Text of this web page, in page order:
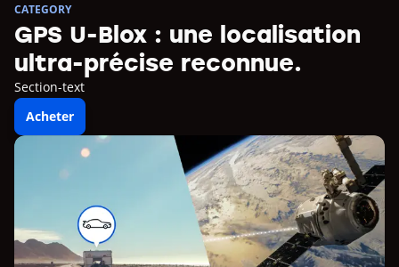
CATEGORY
GPS U-Blox : une localisation
ultra-précise reconnue.
Section-text
Acheter